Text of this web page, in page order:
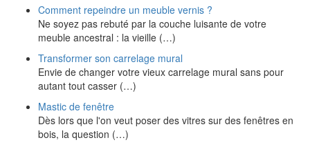
Comment repeindre un meuble vernis ?
Ne soyez pas rebuté par la couche luisante de votre
meuble ancestral : la vieille (…)
Transformer son carrelage mural
Envie de changer votre vieux carrelage mural sans pour
autant tout casser (…)
Mastic de fenêtre
Dès lors que l'on veut poser des vitres sur des fenêtres en
bois, la question (…)